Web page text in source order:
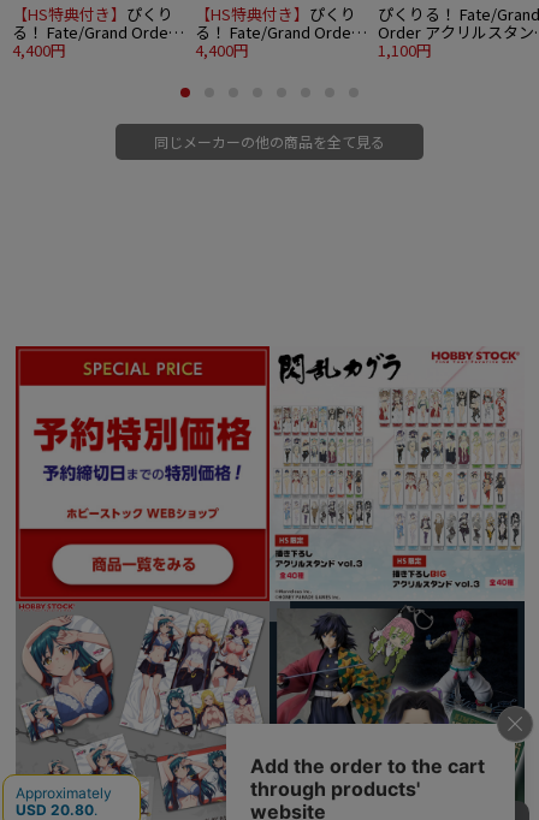
【HS特典付き】 ぴくり
る！ Fate/Grand Order
トレーディング缶バッジ
4,400円
【HS特典付き】 ぴくり
る！ Fate/Grand Order
トレーディング缶バッジ
4,400円
ぴくりる！ Fate/Grand
Order アクリルスタン
vol.7 マスター/主人公
1,100円
同じメーカーの他の商品を全て見る